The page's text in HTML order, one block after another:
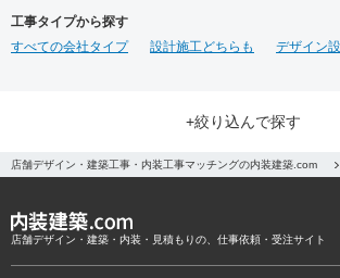
工事タイプから探す
すべての会社タイプ
設計施工どちらも デザイン
+絞り込んで探す
店舗デザイン・建築工事・内装工事マッチングの内装建築.com
店舗デザイン・建築・内装・見積もりの、仕事依頼・受注サイト